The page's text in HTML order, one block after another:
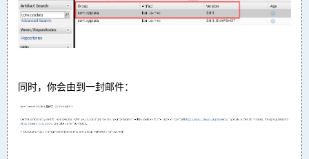
同时，你会由到一封邮件：